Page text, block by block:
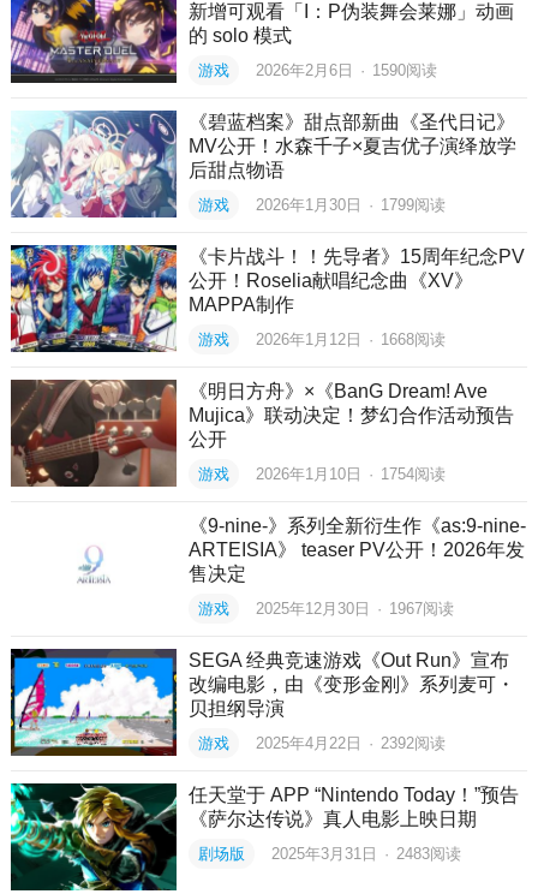
新增可观看「I：P伪装舞会莱娜」动画
的 solo 模式
游戏 2026年2月6日 · 1590阅读
《碧蓝档案》甜点部新曲《圣代日记》
MV公开！水森千子×夏吉优子演绎放学
后甜点物语
游戏 2026年1月30日 · 1799阅读
《卡片战斗！！先导者》15周年纪念PV
公开！Roselia献唱纪念曲《XV》
MAPPA制作
游戏 2026年1月12日 · 1668阅读
《明日方舟》×《BanG Dream! Ave
Mujica》联动决定！梦幻合作活动预告
公开
游戏 2026年1月10日 · 1754阅读
《9-nine-》系列全新衍生作《as:9-nine-
ARTEISIA》 teaser PV公开！2026年发
售决定
游戏 2025年12月30日 · 1967阅读
SEGA 经典竞速游戏《Out Run》宣布
改编电影，由《变形金刚》系列麦可・
贝担纲导演
游戏 2025年4月22日 · 2392阅读
任天堂于 APP “Nintendo Today！”预告
《萨尔达传说》真人电影上映日期
剧场版 2025年3月31日 · 2483阅读